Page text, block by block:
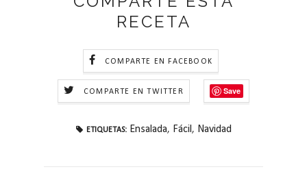
RECETA
COMPARTE EN FACEBOOK
COMPARTE EN TWITTER Save
ETIQUETAS: Ensalada, Fácil, Navidad